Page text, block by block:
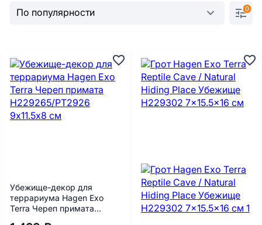
0
Убежище-декор для
террариума Hagen Exo
Terra Череп примата